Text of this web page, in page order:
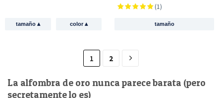
tamaño ▴ color▴
(1)
tamaño
1 2
La alfombra de oro nunca parece barata (pero
secretamente lo es)